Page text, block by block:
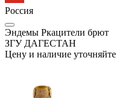
Россия
Эндемы Ркацители брют
ЗГУ ДАГЕСТАН
Цену и наличие